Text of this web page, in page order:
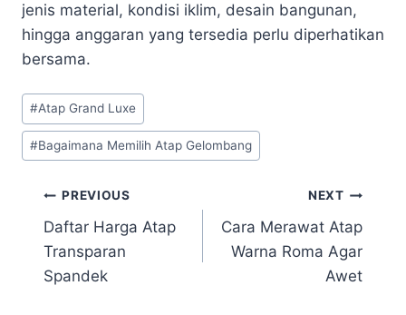
jenis material, kondisi iklim, desain bangunan,
hingga anggaran yang tersedia perlu diperhatikan
bersama.
#Atap Grand Luxe
#Bagaimana Memilih Atap Gelombang
PREVIOUS
Daftar Harga Atap
Transparan
Spandek
NEXT
Cara Merawat Atap
Warna Roma Agar
Awet